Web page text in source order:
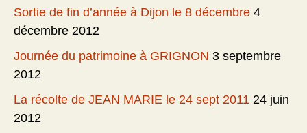
Sortie de fin d’année à Dijon le 8 décembre 4
décembre 2012
Journée du patrimoine à GRIGNON 3 septembre
2012
La récolte de JEAN MARIE le 24 sept 2011 24 juin
2012